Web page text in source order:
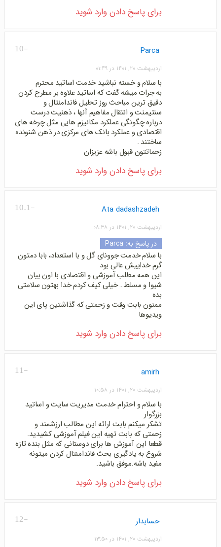
برای پاسخ دادن وارد شوید
-10 Parca
اردیبهشت ۲۰, ۱۴۰۱ در ۰۱:۴۹
با سلام و خسته نباشید خدمت اساتید محترم
به جرات میشه گفت که اساتید علاوه بر مطرح کردن
دقیق ترین مباحث روز تحلیل فاندامنتال و
سنتیمنت و انتقال مفاهیم آنها ، ذهنیت درست
درباره چگونگی عملکرد مکانیزم هایی مثل چرخه های
اقتصادی و عملکرد بانک های مرکزی در ذهن شنونده
ساختند .
زحماتتون قبول باشه عزیزان
برای پاسخ دادن وارد شوید
-10.1 Ata dadashzadeh
اردیبهشت ۲۰, ۱۴۰۱ در ۰۸:۳۸
در پاسخ به: Parca
با سلام خدمت جوونای گل و با استعداد، بابا دمتون
گرم خداییش عالی بود
این همه مطلب آموزشی و اقتصادی با اون بیان
شیوا و مسلط… خیلی کیف کردم خدا بهتون سلامتی
بده
ممنون بابت وقت و زحمتی که گذاشتین پای این
ویدیوها
برای پاسخ دادن وارد شوید
-11 amirh
اردیبهشت ۲۰, ۱۴۰۱ در ۱۰:۵۸
با سلام و احترام خدمت مدیریت سایت و اساتید
بزرگوار
تشکر میکنم بابت ارائه این مطالب ارزشمند و
زحمتی که بابت تهیه این فیلم آموزشی کشیدید.
قطعا این آموزش ها برای دوستانی که مثل بنده تازه
شروع به یادگیری بحث فاندامنتال کردن میتونه
مفید باشه.موفق باشید.
برای پاسخ دادن وارد شوید
-12 حسابدار
اردیبهشت ۲۰, ۱۴۰۱ در ۱۳:۵۰